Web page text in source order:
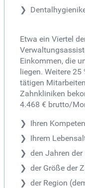
Etwa ein Viertel
Einkommen, die
liegen. Weitere
tätigen
Zahnkliniken
4.468 € brutto/
Ihren
Ihrem
den Jahren
der Größe der
der Region